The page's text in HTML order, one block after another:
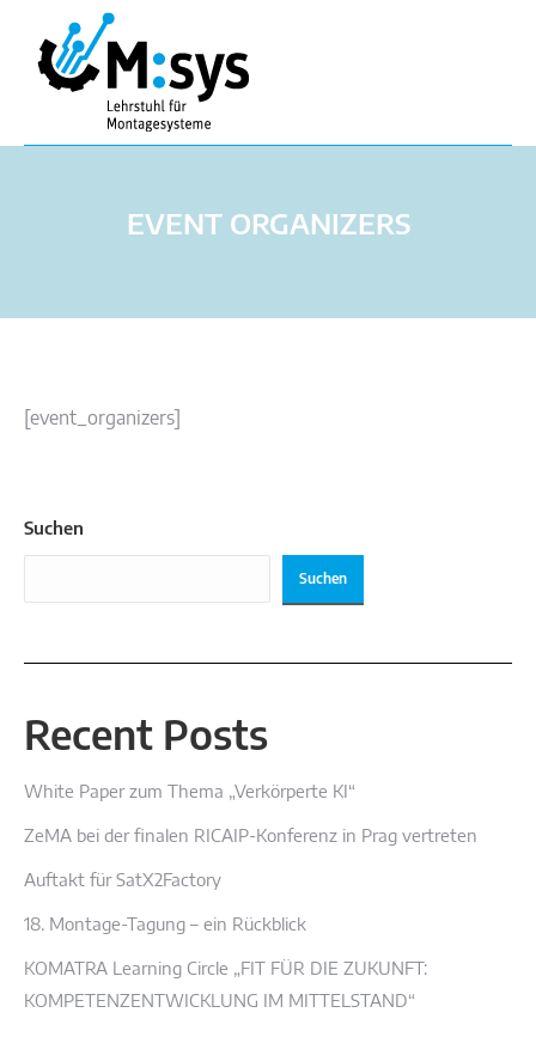
EVENT ORGANIZERS
[event_organizers]
Suchen
Suchen
Recent Posts
White Paper zum Thema „Verkörperte KI“
ZeMA bei der finalen RICAIP-Konferenz in Prag vertreten
Auftakt für SatX2Factory
18. Montage-Tagung – ein Rückblick
KOMATRA Learning Circle „FIT FÜR DIE ZUKUNFT:
KOMPETENZENTWICKLUNG IM MITTELSTAND“